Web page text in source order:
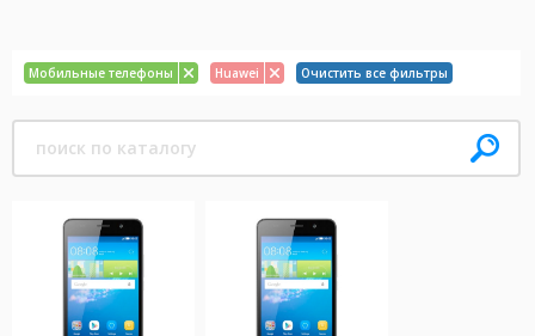
Мобильные телефоны Huawei Очистить все фильтры